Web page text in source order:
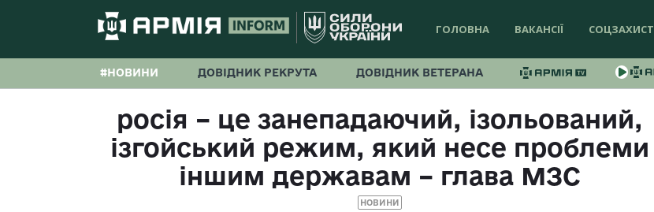
ГОЛОВНА ВАКАНСІЇ СОЦЗАХИСТ
#НОВИНИ ДОВІДНИК РЕКРУТА ДОВІДНИК ВЕТЕРАНА
росія – це занепадаючий, ізольований,
ізгойський режим, який несе проблеми
іншим державам – глава МЗС
НОВИНИ